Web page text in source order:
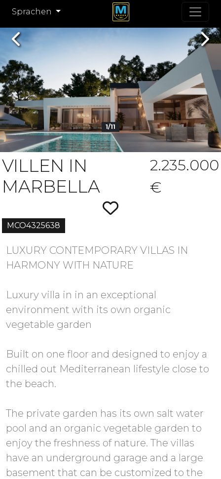
Sprachen
1/11
Previous
MCO4325638
VILLEN IN
MARBELLA
2.235.000
€
LUXURY CONTEMPORARY VILLAS IN
HARMONY WITH NATURE
Luxury villa in in an exceptional
environment with its own organic
vegetable garden
Built on one floor and designed to enjoy a
chilled out Mediterranean lifestyle close to
the beach.
The private garden has its own salt water
pool and an organic vegetable garden to
enjoy the freshness of nature. The villas
have an underground garage and a large
basement that can be customized to the